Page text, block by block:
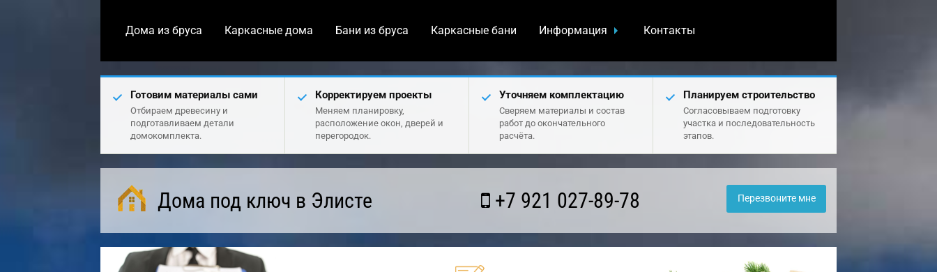
Дома из бруса Каркасные дома Бани из бруса Каркасные бани Информация Контакты
Готовим материалы сами
Отбираем древесину и
подготавливаем детали
домокомплекта.
Корректируем проекты
Меняем планировку,
расположение окон, дверей и
перегородок.
Уточняем комплектацию
Сверяем материалы и состав
работ до окончательного
расчёта.
Планируем строительство
Согласовываем подготовку
участка и последовательность
этапов.
Дома под ключ в Элисте +7 921 027-89-78 Перезвоните мне